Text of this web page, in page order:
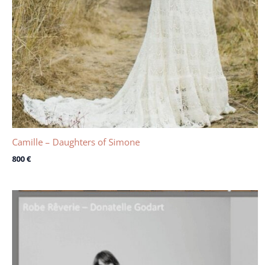
Camille – Daughters of Simone
800€
Le
prix
Le
prix